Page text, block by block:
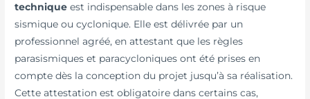
techniqueest indispensable dans les zones à risque
sismique ou cyclonique. Elle est délivrée par un
professionnel agréé, en attestant que les règles
parasismiques et paracycloniques ont été prises en
compte dès la conception du projet jusqu’à sa réalisation.
Cette attestation est obligatoire dans certains cas,